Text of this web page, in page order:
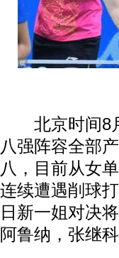
北京时间8月
八强阵容全部
八，目前从女
连续遭遇削球
日新一姐对决
阿鲁纳，张继